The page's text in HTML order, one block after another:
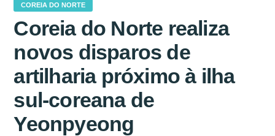
COREIA DO NORTE
Coreia do Norte realiza
novos disparos de
artilharia próximo à ilha
sul-coreana de
Yeonpyeong